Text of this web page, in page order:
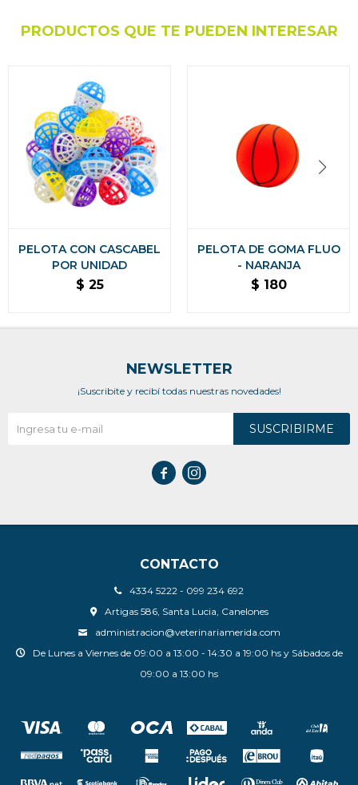
PRODUCTOS QUE TE PUEDEN INTERESAR
PELOTA CON CASCABEL
POR UNIDAD
$ 25
PELOTA DE GOMA FLUO
- NARANJA
$ 180
CONTACTO
4334 5222 - 099 234 692
Artigas 586, Santa Lucia, Canelones
administracion@veterinariamerida.com
De Lunes a Viernes de 09:00 a 13:00 - 14:30 a 19:00 hs y Sábados de
09:00 a 13:00 hs
NEWSLETTER
¡Suscribite y recibí todas nuestras novedades!
SUSCRIBIRME
 